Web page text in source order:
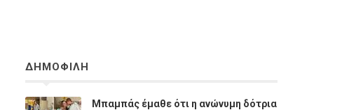
ΔΗΜΟΦΙΛΗ
Μπαμπάς έμαθε ότι η ανώνυμη δότρια